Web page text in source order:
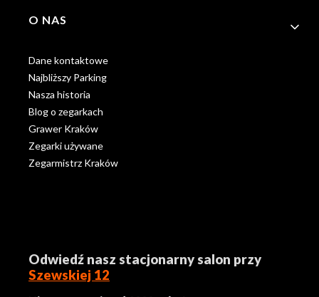
O NAS
Dane kontaktowe
Najbliższy Parking
Nasza historia
Blog o zegarkach
Grawer Kraków
Zegarki używane
Zegarmistrz Kraków
Odwiedź nasz stacjonarny salon przy
Szewskiej 12